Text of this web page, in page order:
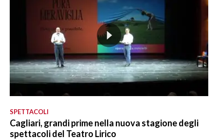
SPETTACOLI
Cagliari, grandi prime nella nuova stagione degli
spettacoli del Teatro Lirico